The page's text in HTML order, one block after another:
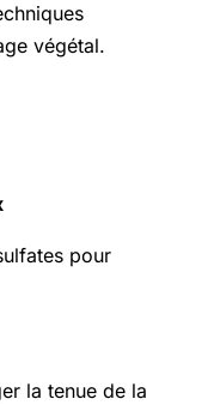
végétal.
pour
la tenue de la